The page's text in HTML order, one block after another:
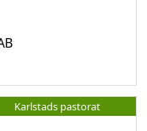
Karlstads pastorat